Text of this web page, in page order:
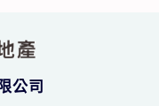
公司